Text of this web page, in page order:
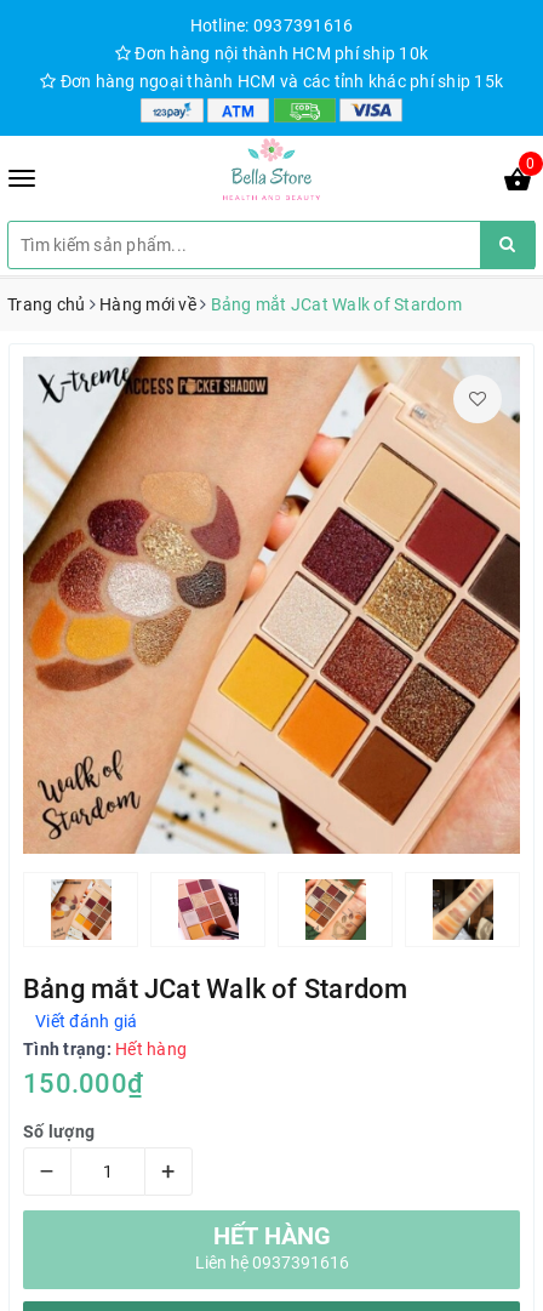
Hotline: 0937391616
Đơn hàng nội thành HCM phí ship 10k
Đơn hàng ngoại thành HCM và các tỉnh khác phí ship 15k
0
Trang chủ Hàng mới về Bảng mắt JCat Walk of Stardom
Bảng mắt JCat Walk of Stardom
Viết đánh giá
Tình trạng: Hết hàng
150.000₫
Số lượng
– +
HẾT HÀNG
Liên hệ 0937391616